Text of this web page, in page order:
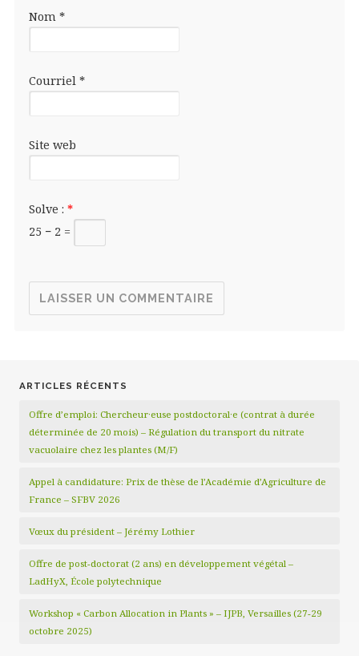
Nom *
Courriel *
Site web
Solve : *
25 − 2 =
ARTICLES RÉCENTS
Offre d’emploi: Chercheur·euse postdoctoral·e (contrat à durée
déterminée de 20 mois) – Régulation du transport du nitrate
vacuolaire chez les plantes (M/F)
Appel à candidature: Prix de thèse de l’Académie d’Agriculture de
France – SFBV 2026
Vœux du président – Jérémy Lothier
Offre de post-doctorat (2 ans) en développement végétal –
LadHyX, École polytechnique
Workshop « Carbon Allocation in Plants » – IJPB, Versailles (27-29
octobre 2025)